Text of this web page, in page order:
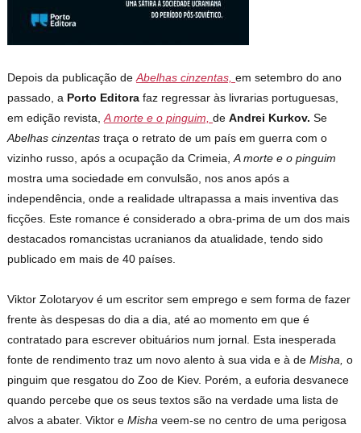
Depois da publicação deAbelhas cinzentas,em setembro do ano
passado, a Porto Editorafaz regressar às livrarias portuguesas,
em edição revista,A morte e o pinguim,deAndrei Kurkov.Se
Abelhas cinzentastraça o retrato de um país em guerra com o
vizinho russo, após a ocupação da Crimeia,A morte e o pinguim
mostra uma sociedade em convulsão, nos anos após a
independência, onde a realidade ultrapassa a mais inventiva das
ficções. Este romance é considerado a obra-prima de um dos mais
destacados romancistas ucranianos da atualidade, tendo sido
publicado em mais de 40 países.
Viktor Zolotaryov é um escritor sem emprego e sem forma de fazer
frente às despesas do dia a dia, até ao momento em que é
contratado para escrever obituários num jornal. Esta inesperada
fonte de rendimento traz um novo alento à sua vida e à deMisha,o
pinguim que resgatou do Zoo de Kiev. Porém, a euforia desvanece
quando percebe que os seus textos são na verdade uma lista de
alvos a abater. Viktor eMishaveem-se no centro de uma perigosa